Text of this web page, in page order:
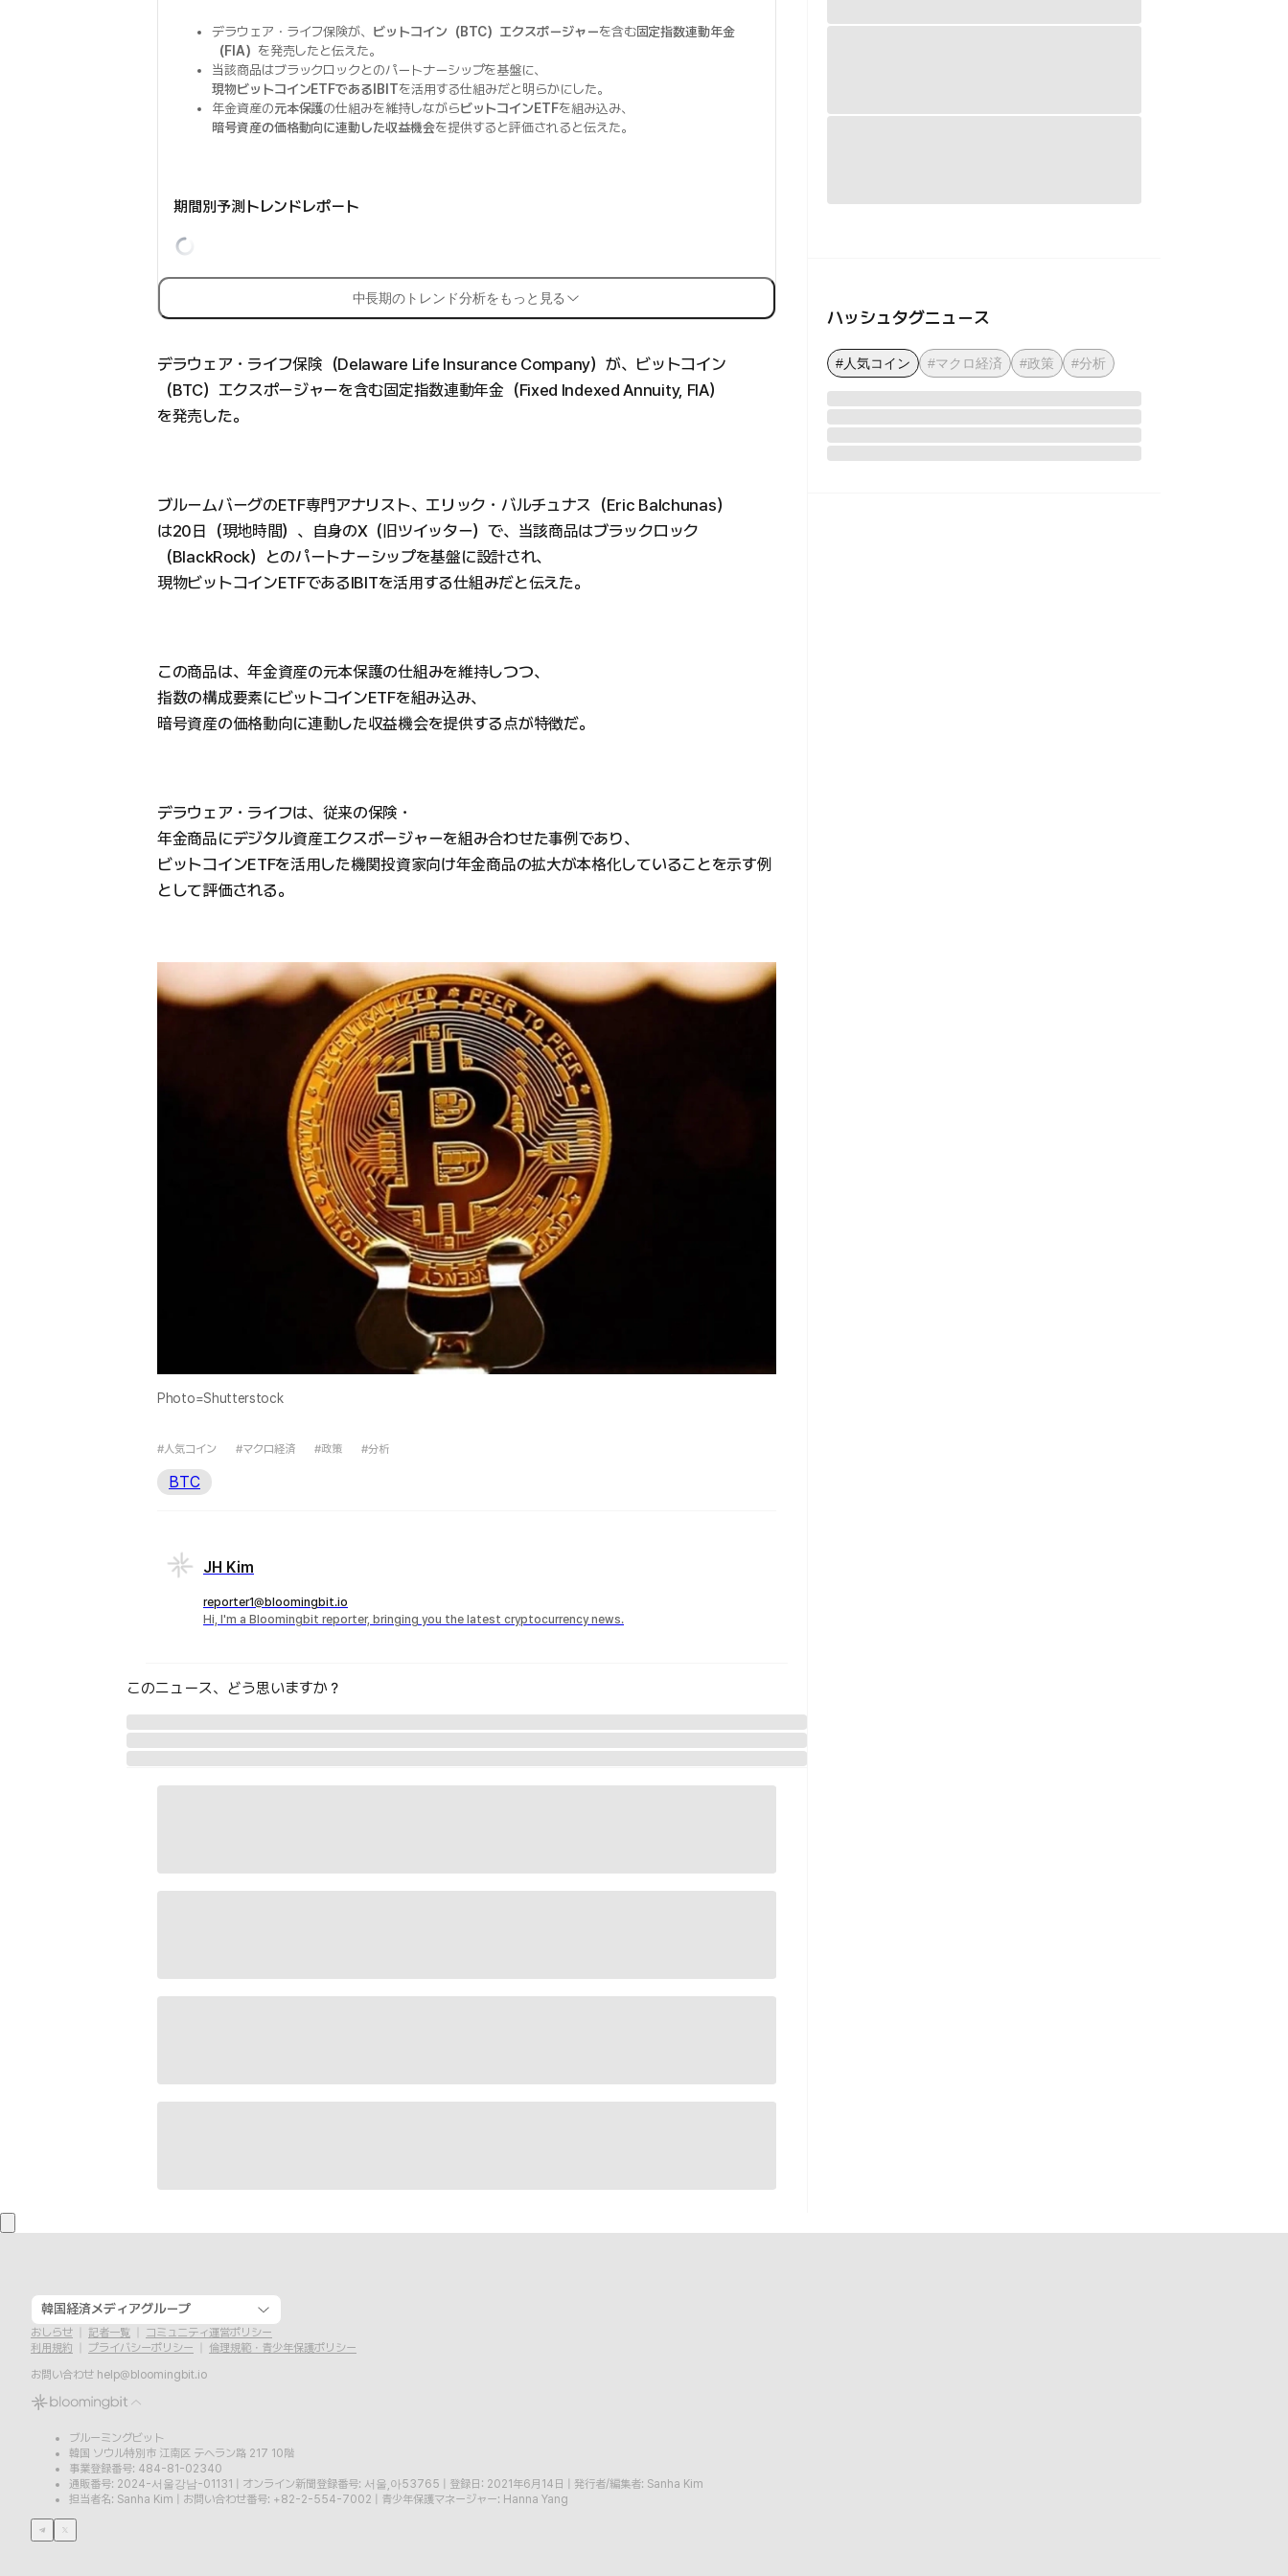
デラウェア・ライフ保険が、 ビットコイン（BTC）エクスポージャーを含む固定指数連動年金
（FIA） を発売したと伝えた。
当該商品はブラックロックとのパートナーシップを基盤に、
現物ビットコインETFであるIBITを活用する仕組みだと明らかにした。
年金資産の元本保護の仕組みを維持しながらビットコインETFを組み込み、
暗号資産の価格動向に連動した収益機会を提供すると評価されると伝えた。
期間別予測トレンドレポート
中長期のトレンド分析をもっと見る
デラウェア・ライフ保険（Delaware Life Insurance Company）が、ビットコイン
（BTC）エクスポージャーを含む固定指数連動年金（Fixed Indexed Annuity, FIA）
を発売した。
ブルームバーグのETF専門アナリスト、エリック・バルチュナス（Eric Balchunas）
は20日（現地時間）、自身のX（旧ツイッター）で、当該商品はブラックロック
（BlackRock）とのパートナーシップを基盤に設計され、
現物ビットコインETFであるIBITを活用する仕組みだと伝えた。
この商品は、年金資産の元本保護の仕組みを維持しつつ、
指数の構成要素にビットコインETFを組み込み、
暗号資産の価格動向に連動した収益機会を提供する点が特徴だ。
デラウェア・ライフは、従来の保険・
年金商品にデジタル資産エクスポージャーを組み合わせた事例であり、
ビットコインETFを活用した機関投資家向け年金商品の拡大が本格化していることを示す例
として評価される。
Photo=Shutterstock
#人気コイン #マクロ経済 #政策 #分析
BTC
JH Kim
reporter1@bloomingbit.io
Hi, I'm a Bloomingbit reporter, bringing you the latest cryptocurrency news.
このニュース、どう思いますか？
ハッシュタグニュース
#人気コイン #マクロ経済 #政策 #分析
韓国経済メディアグループ
おしらせ 記者一覧
コミュニティ運営ポリシー
利用規約
プライバシーポリシー
倫理規範・青少年保護ポリシー
お問い合わせ help@bloomingbit.io
ブルーミングビット
韓国 ソウル特別市 江南区 テヘラン路 217 10階
事業登録番号: 484-81-02340
通販番号: 2024-서울강남-01131
オンライン新聞登録番号: 서울,아53765 登録日: 2021年6月14日
発行者/編集者: Sanha Kim
担当者名: Sanha Kim
お問い合わせ番号: +82-2-554-7002 青少年保護マネージャー: Hanna Yang